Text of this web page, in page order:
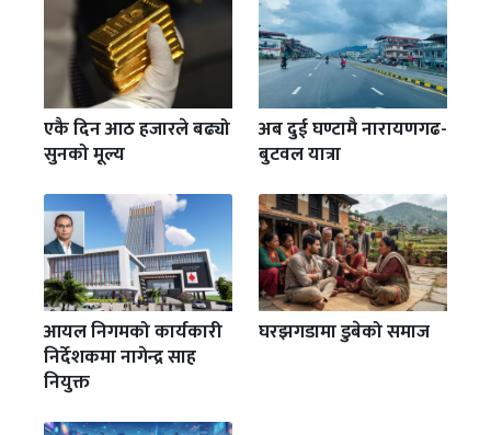
एकै दिन आठ हजारले बढ्यो
सुनको मूल्य
अब दुई घण्टामै नारायणगढ-
बुटवल यात्रा
आयल निगमको कार्यकारी
निर्देशकमा नागेन्द्र साह
नियुक्त
घरझगडामा डुबेको समाज